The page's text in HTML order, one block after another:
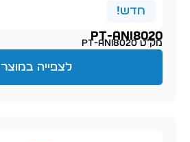
חדש!
PT-ani8020
מק״ט PT-ani8020
לצפייה במוצר